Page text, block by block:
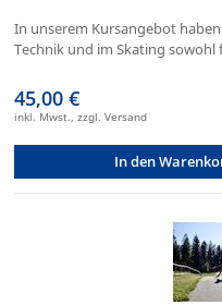
In unserem Kursangebot
Technik und im Skating sowohl
45,00 €
inkl. Mwst., zzgl. Versand
In den